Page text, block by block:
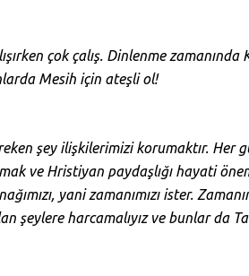
çok çalış. Dinlenme zamanında
Mesih için ateşli ol!
şey ilişkilerimizi korumaktır. Her
ve Hristiyan paydaşlığı hayati
yani zamanımızı ister.
şeylere harcamalıyız ve bunlar da